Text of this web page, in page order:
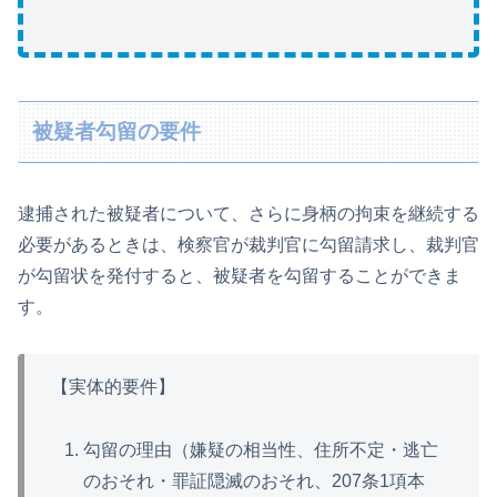
被疑者勾留の要件
逮捕された被疑者について、さらに身柄の拘束を継続する
必要があるときは、検察官が裁判官に勾留請求し、裁判官
が勾留状を発付すると、被疑者を勾留することができま
す。
【実体的要件】
勾留の理由（嫌疑の相当性、住所不定・逃亡
のおそれ・罪証隠滅のおそれ、207条1項本